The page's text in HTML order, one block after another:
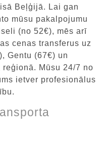
Beļģijā. Lai gan
mūsu pakalpojumu
(no 52€), mēs arī
cenas transferus uz
Gentu (67€) un
Mūsu 24/7 no
ietver profesionālus